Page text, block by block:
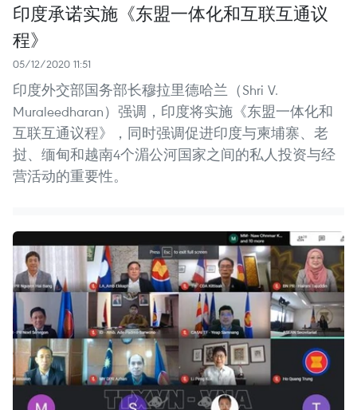
印度承诺实施《东盟一体化和互联互通议
程》
05/12/2020 11:51
印度外交部国务部长穆拉里德哈兰（Shri V.
Muraleedharan）强调，印度将实施《东盟一体化和
互联互通议程》，同时强调促进印度与柬埔寨、老
挝、缅甸和越南4个湄公河国家之间的私人投资与经
营活动的重要性。